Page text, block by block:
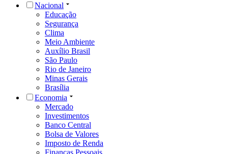
Nacional
Educação
Segurança
Clima
Meio Ambiente
Auxílio Brasil
São Paulo
Rio de Janeiro
Minas Gerais
Brasília
Economia
Mercado
Investimentos
Banco Central
Bolsa de Valores
Imposto de Renda
Finanças Pessoais